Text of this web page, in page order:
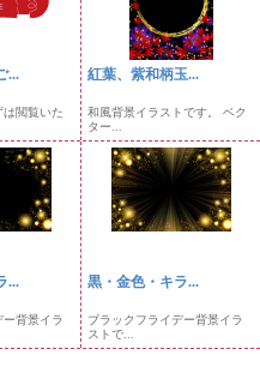
...
は閲覧いた
紅葉、紫和柄玉...
和風背景イラストです。 ベク
ター...
...
背景イラ
黒・金色・キラ...
ブラックフライデー背景イラ
ストで...